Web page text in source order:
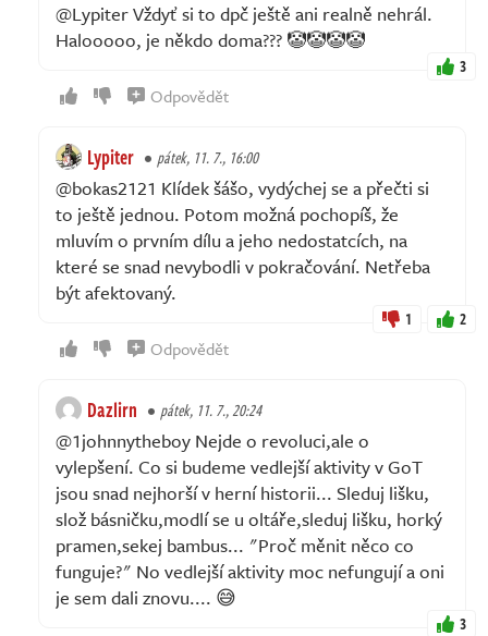
@Lypiter Vždyť si to dpč ještě ani realně nehrál.
Halooooo, je někdo doma??? 🤡🤡🤡🤡
3
Odpovědět
Lypiter pátek, 11. 7., 16:00
@bokas2121 Klídek šášo, vydýchej se a přečti si
to ještě jednou. Potom možná pochopíš, že
mluvím o prvním dílu a jeho nedostatcích, na
které se snad nevybodli v pokračování. Netřeba
být afektovaný.
1 2
Odpovědět
Dazlirn pátek, 11. 7., 20:24
@1johnnytheboy Nejde o revoluci,ale o
vylepšení. Co si budeme vedlejší aktivity v GoT
jsou snad nejhorší v herní historii... Sleduj lišku,
slož básničku,modlí se u oltáře,sleduj lišku, horký
pramen,sekej bambus... "Proč měnit něco co
funguje?" No vedlejší aktivity moc nefungují a oni
je sem dali znovu.... 😅
3